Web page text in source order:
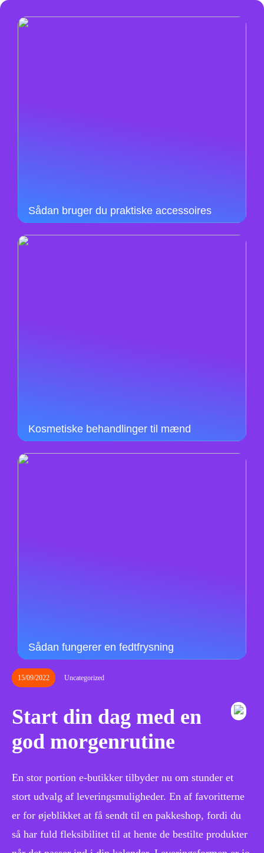
Sådan bruger du praktiske accessoires
Kosmetiske behandlinger til mænd
Sådan fungerer en fedtfrysning
15/09/2022 Uncategorized
Start din dag med en
god morgenrutine
En stor portion e-butikker tilbyder nu om stunder et
stort udvalg af leveringsmuligheder. En af favoritterne
er for øjeblikket at få sendt til en pakkeshop, fordi du
så har fuld fleksibilitet til at hente de bestilte produkter